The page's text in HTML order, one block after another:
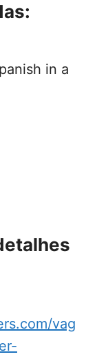
in a
vag